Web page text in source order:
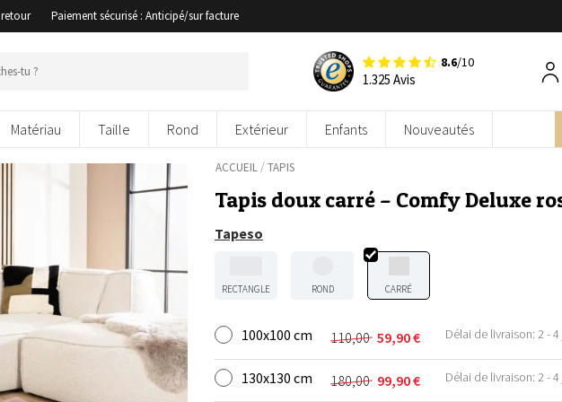
Paiement sécurisé : Anticipé/sur facture
8.6/10
1.325 Avis
Matériau Taille Rond Extérieur Enfants Nouveautés
ACCUEIL/TAPIS
Tapis doux carré – Comfy Deluxe
Tapeso
RECTANGLE ROND CARRÉ
100x100 cm 110,00
Le
prix
initial
59,90€
Le
prix
actuel
Délai de livraison: 2 -
130x130 cm 180,00
Le 99,90€
Le Délai de livraison: 2 -